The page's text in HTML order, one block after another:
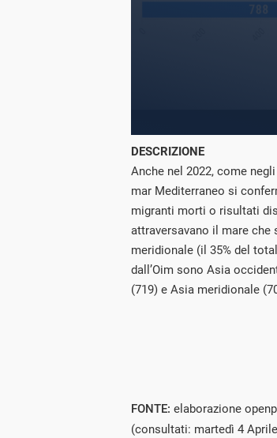
DESCRIZIONE
Anche nel 2022, come
mar Mediterraneo si
migranti morti o risultati
attraversavano il mare che
meridionale (il 35% del
dall’Oim sono Asia
(719) e Asia meridionale
FONTE: elaborazione
(consultati: martedì 4